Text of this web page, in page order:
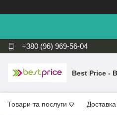
+380 (96) 969-56-04
Best Price -
Товари та послуги